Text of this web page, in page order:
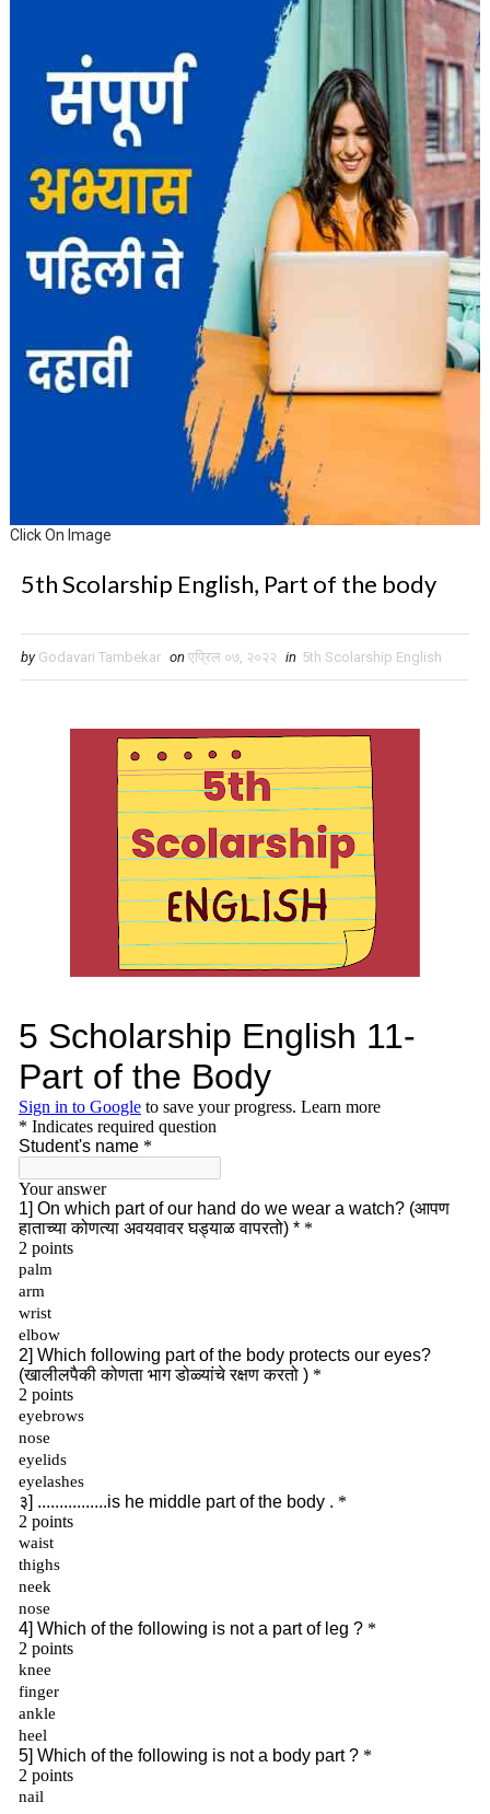
Click On Image
5th Scolarship English, Part of the body
by Godavari Tambekar on एप्रिल ०७, २०२२ in 5th Scolarship English